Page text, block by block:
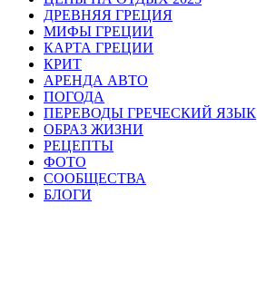
ДРЕВНЯЯ ГРЕЦИЯ
МИФЫ ГРЕЦИИ
КАРТА ГРЕЦИИ
КРИТ
АРЕНДА АВТО
ПОГОДА
ПЕРЕВОДЫ ГРЕЧЕСКИЙ ЯЗЫК
ОБРАЗ ЖИЗНИ
РЕЦЕПТЫ
ФОТО
СООБЩЕСТВА
БЛОГИ